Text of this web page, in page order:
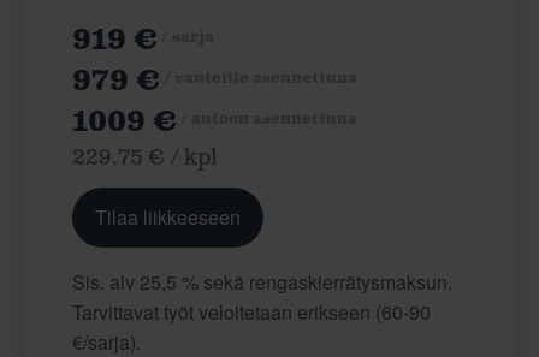
919 €
979 €
1009 €
229.75 € / kpl
Tilaa liikkeeseen
Sis. alv 25,5 % sekä rengaskierrätysmaksun.
Tarvittavat työt veloitetaan erikseen (60-90
€/sarja).